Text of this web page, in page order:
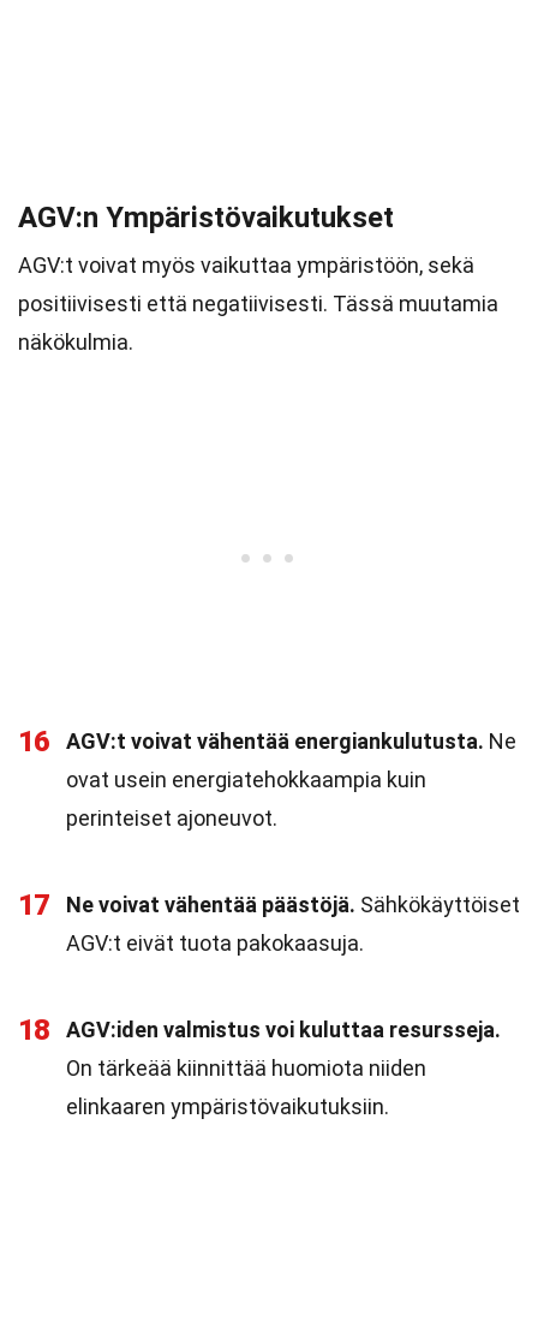
AGV:n Ympäristövaikutukset
AGV:t voivat myös vaikuttaa ympäristöön, sekä
positiivisesti että negatiivisesti. Tässä muutamia
näkökulmia.
16 AGV:t voivat vähentää energiankulutusta. Ne
ovat usein energiatehokkaampia kuin
perinteiset ajoneuvot.
17 Ne voivat vähentää päästöjä. Sähkökäyttöiset
AGV:t eivät tuota pakokaasuja.
18
AGV:iden valmistus voi kuluttaa resursseja.
On tärkeää kiinnittää huomiota niiden
elinkaaren ympäristövaikutuksiin.